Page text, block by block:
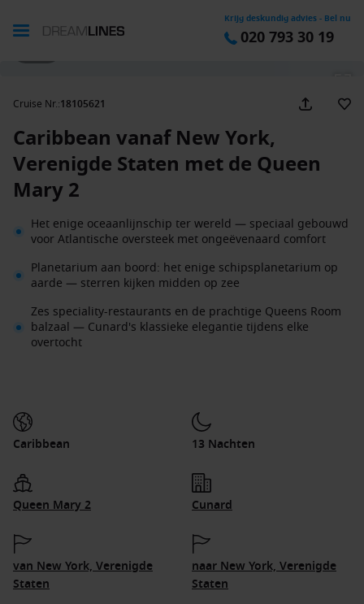
Krijg deskundig advies - Bel nu
020 793 30 19
Cruise Nr.:18105621
Caribbean vanaf New York,
Verenigde Staten met de Queen
Mary 2
Het enige oceaanlijnschip ter wereld — speciaal gebouwd
voor Atlantische oversteek met ongeëvenaard comfort
Planetarium aan boord: het enige schipsplanetarium op
aarde — sterren kijken midden op zee
Zes speciality-restaurants en de prachtige Queens Room
balzaal — Cunard's klassieke elegantie tijdens elke
overtocht
Caribbean 13 Nachten
Queen Mary 2 Cunard
van New York, Verenigde
Staten
naar New York, Verenigde
Staten